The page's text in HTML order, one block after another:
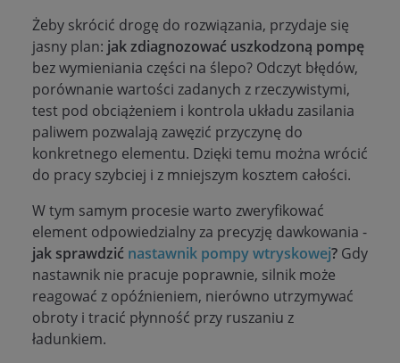
Żeby skrócić drogę do rozwiązania, przydaje się
jasny plan: jak zdiagnozować uszkodzoną pompę
bez wymieniania części na ślepo? Odczyt błędów,
porównanie wartości zadanych z rzeczywistymi,
test pod obciążeniem i kontrola układu zasilania
paliwem pozwalają zawęzić przyczynę do
konkretnego elementu. Dzięki temu można wrócić
do pracy szybciej i z mniejszym kosztem całości.
W tym samym procesie warto zweryfikować
element odpowiedzialny za precyzję dawkowania -
jak sprawdzić nastawnik pompy wtryskowej? Gdy
nastawnik nie pracuje poprawnie, silnik może
reagować z opóźnieniem, nierówno utrzymywać
obroty i tracić płynność przy ruszaniu z
ładunkiem.